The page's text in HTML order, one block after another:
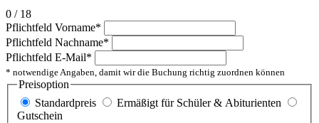
0 / 18
Pflichtfeld Vorname*
Pflichtfeld Nachname*
Pflichtfeld E-Mail*
* notwendige Angaben, damit wir die Buchung richtig zuordnen können
Preisoption
Standardpreis
Ermäßigt für Schüler & Abiturienten
Gutschein